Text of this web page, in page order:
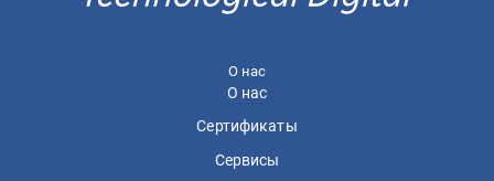
О нас
О нас
Сертификаты
Сервисы